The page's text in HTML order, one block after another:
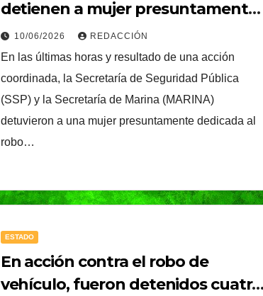
detienen a mujer presuntamente
dedicada al robo
10/06/2026 REDACCIÓN
En las últimas horas y resultado de una acción
coordinada, la Secretaría de Seguridad Pública
(SSP) y la Secretaría de Marina (MARINA)
detuvieron a una mujer presuntamente dedicada al
robo…
ESTADO
En acción contra el robo de
vehículo, fueron detenidos cuatro